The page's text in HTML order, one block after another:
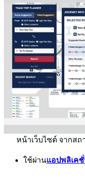
หน้าเว็บไซต์ จากสถา
ใช้ผ่านแอปพลิเค